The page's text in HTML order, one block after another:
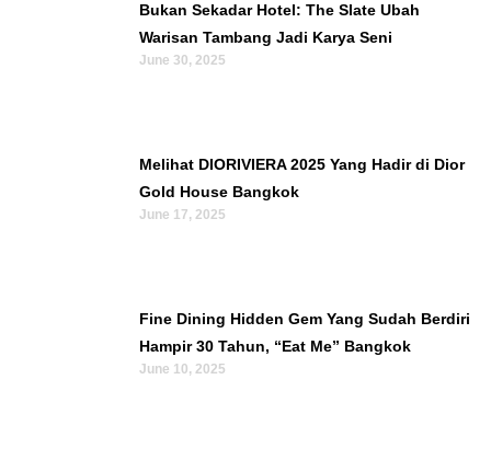
Bukan Sekadar Hotel: The Slate Ubah
Warisan Tambang Jadi Karya Seni
June 30, 2025
Melihat DIORIVIERA 2025 Yang Hadir di Dior
Gold House Bangkok
June 17, 2025
Fine Dining Hidden Gem Yang Sudah Berdiri
Hampir 30 Tahun, “Eat Me” Bangkok
June 10, 2025